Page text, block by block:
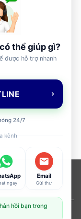
MasterCard
Cash
On
Delivery
Theme
thể giúp gì?
được hỗ trợ nhanh
24/7
kênh
ngay
Email
Gửi thư
hồi bạn trong